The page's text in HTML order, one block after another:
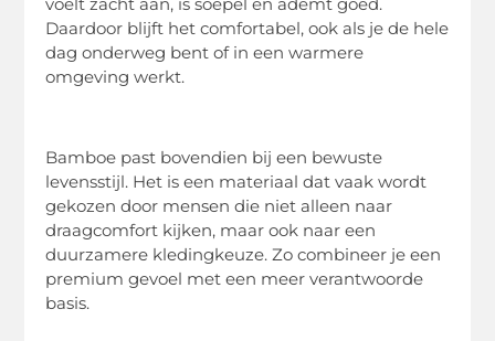
Daardoor blijft het comfortabel, ook als je de hele
dag onderweg bent of in een warmere
omgeving werkt.
Bamboe past bovendien bij een bewuste
levensstijl. Het is een materiaal dat vaak wordt
gekozen door mensen die niet alleen naar
draagcomfort kijken, maar ook naar een
duurzamere kledingkeuze. Zo combineer je een
premium gevoel met een meer verantwoorde
basis.